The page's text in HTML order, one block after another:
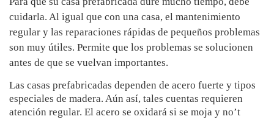
cuidarla. Al igual que con una casa, el mantenimiento
regular y las reparaciones rápidas de pequeños problemas
son muy útiles. Permite que los problemas se solucionen
antes de que se vuelvan importantes.
Las casas prefabricadas dependen de acero fuerte y tipos
especiales de madera. Aún así, tales cuentas requieren
atención regular. El acero se oxidará si se moja y no’t